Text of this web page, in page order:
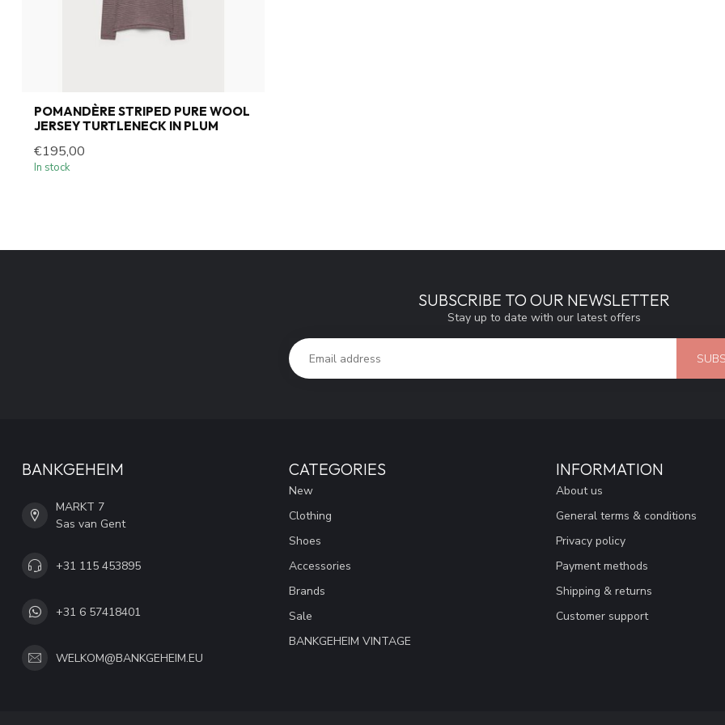
POMANDÈRE STRIPED PURE WOOL
JERSEY TURTLENECK IN PLUM
€195,00
In stock
SUBSCRIBE TO OUR NEWSLETTER
Stay up to date with our latest offers
BANKGEHEIM
MARKT 7
Sas van Gent
+31 115 453895
+31 6 57418401
WELKOM@BANKGEHEIM.EU
CATEGORIES
New
Clothing
Shoes
Accessories
Brands
Sale
BANKGEHEIM VINTAGE
INFORMATION
About us
General terms & conditions
Privacy policy
Payment methods
Shipping & returns
Customer support